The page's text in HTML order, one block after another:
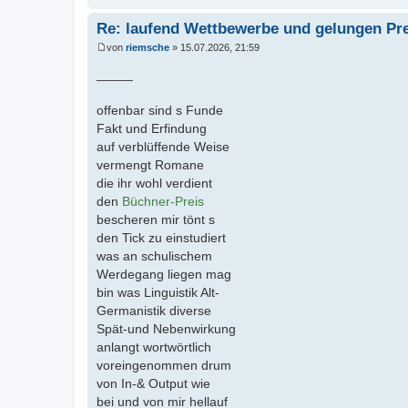
Re: laufend Wettbewerbe und gelungen
i
r
a
g
von riemsche » 15.07.2026, 21:59
offenbar sind s Funde
Fakt und Erfindung
auf verblüffende Weise
vermengt Romane
die ihr wohl verdient
den Büchner-Preis
bescheren mir tönt s
den Tick zu einstudiert
was an schulischem
Werdegang liegen mag
bin was Linguistik Alt-
Germanistik diverse
Spät-und Nebenwirkung
anlangt wortwörtlich
voreingenommen drum
von In-& Output wie
bei und von mir hellauf